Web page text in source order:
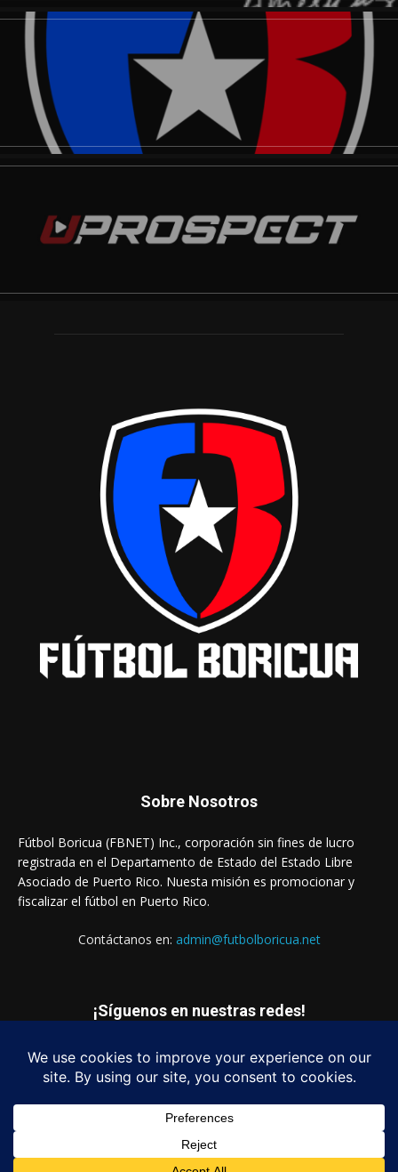
Sobre Nosotros
Fútbol Boricua (FBNET) Inc., corporación sin fines de lucro
registrada en el Departamento de Estado del Estado Libre
Asociado de Puerto Rico. Nuesta misión es promocionar y
fiscalizar el fútbol en Puerto Rico.
Contáctanos en: admin@futbolboricua.net
¡Síguenos en nuestras redes!
© Copyright 2023 - Fútbol Boricua (FBNET) Inc.